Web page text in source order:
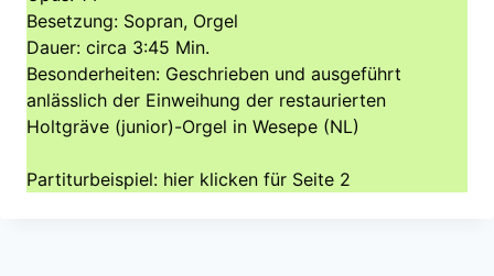
Besetzung: Sopran, Orgel
Dauer: circa 3:45 Min.
Besonderheiten: Geschrieben und ausgeführt
anlässlich der Einweihung der restaurierten
Holtgräve (junior)-Orgel in Wesepe (NL)
Partiturbeispiel: hier klicken für Seite 2